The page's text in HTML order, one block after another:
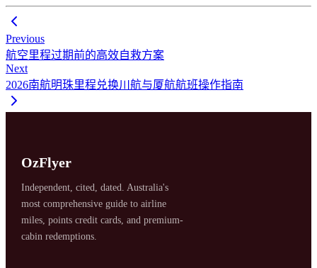
Previous
航空里程过期前的高效自救方案
Next
2026南航明珠里程兑换川航与厦航航班操作指南
OzFlyer
Independent, cited, dated. Australia's
most comprehensive guide to airline
miles, points credit cards, and premium-
cabin redemptions.